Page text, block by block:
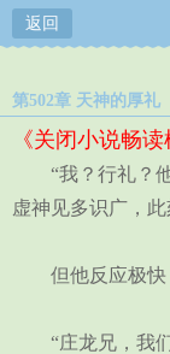
返回
第502章 天神的厚礼
《关闭小说畅
“我？行礼？他
虚神见多识广，
但他反应极快
“庄龙兄，我们